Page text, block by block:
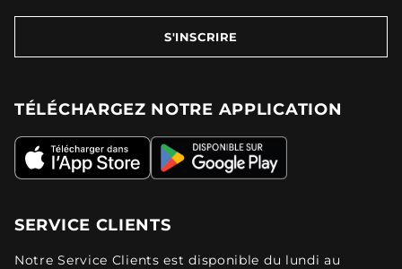
S'INSCRIRE
TÉLÉCHARGEZ NOTRE APPLICATION
SERVICE CLIENTS
Notre Service Clients est disponible du lundi au